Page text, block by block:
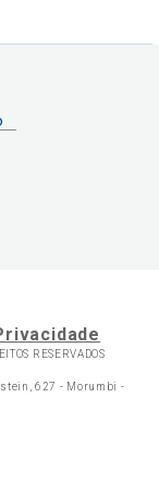
RESERVADOS
627 - Morumbi -